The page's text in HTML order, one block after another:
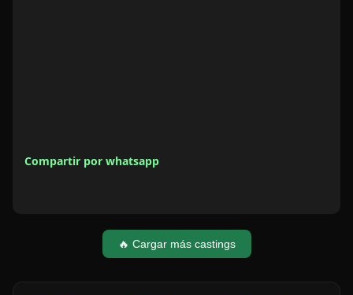
Compartir por whatsapp
🔥 Cargar más castings